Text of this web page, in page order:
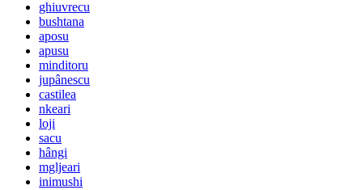
ghiuvrecu
bushtana
aposu
apusu
minditoru
jupânescu
castilea
nkeari
loji
sacu
hângi
mgljeari
inimushi